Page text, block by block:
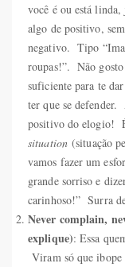
você é ou está
algo de positivo,
negativo. Tipo
roupas!”. Não
suficiente para te
ter que se
positivo do elogio!
situation(situação
vamos fazer um
grande sorriso e
carinhoso!” Surra
Never complain,
explique): Essa
Viram só que